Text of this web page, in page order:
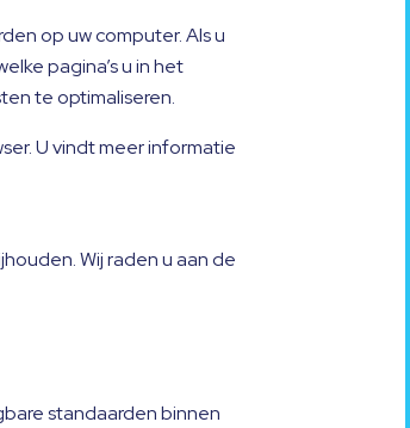
op uw computer. Als u
pagina’s u in het
te optimaliseren.
U vindt meer informatie
Wij raden u aan de
standaarden binnen